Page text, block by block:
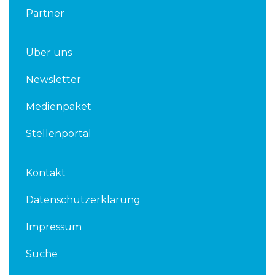
Partner
Über uns
Newsletter
Medienpaket
Stellenportal
Kontakt
Datenschutzerklärung
Impressum
Suche